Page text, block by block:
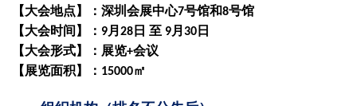
【大会地点】：深圳会展中心7号馆和8号馆
【大会时间】： 9月 28 日 至 9月 30 日
【大会形式】：展览+会议
【展览面积】： 15000㎡